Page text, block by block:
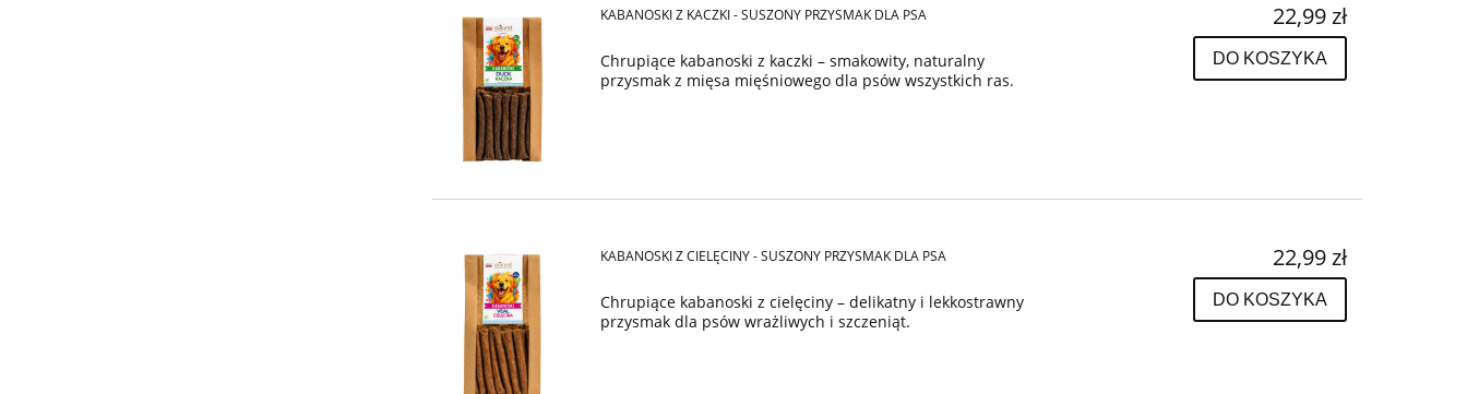
KABANOSKI Z KACZKI - SUSZONY PRZYSMAK DLA PSA
Chrupiące kabanoski z kaczki – smakowity, naturalny
przysmak z mięsa mięśniowego dla psów wszystkich ras.
22,99 zł
DO KOSZYKA
KABANOSKI Z CIELĘCINY - SUSZONY PRZYSMAK DLA PSA
Chrupiące kabanoski z cielęciny – delikatny i lekkostrawny
przysmak dla psów wrażliwych i szczeniąt.
22,99 zł
DO KOSZYKA